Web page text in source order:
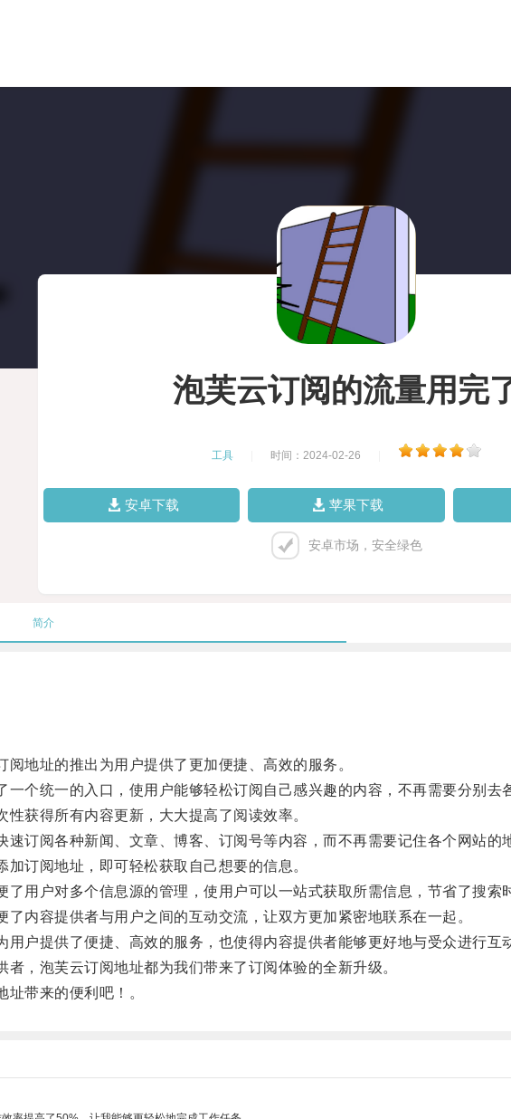
泡芙云订阅的流量用完
工具 时间：2024-02-26
安卓下载 苹果下载
安卓市场，安全绿色
简介
地址的推出为用户提供了更加便捷、高效的服务。
统一的入口，使用户能够轻松订阅自己感兴趣的内容，不再需要分别去
获得所有内容更新，大大提高了阅读效率。
阅各种新闻、文章、博客、订阅号等内容，而不再需要记住各个网站的
订阅地址，即可轻松获取自己想要的信息。
户对多个信息源的管理，使用户可以一站式获取所需信息，节省了搜索
内容提供者与用户之间的互动交流，让双方更加紧密地联系在一起。
户提供了便捷、高效的服务，也使得内容提供者能够更好地与受众进行互
，泡芙云订阅地址都为我们带来了订阅体验的全新升级。
带来的便利吧！。